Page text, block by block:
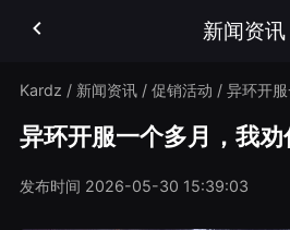
新闻资讯
Kardz / 新闻资讯 / 促销活动 / 异环开服
异环开服一个多月，我
发布时间 2026-05-30 15:39:03